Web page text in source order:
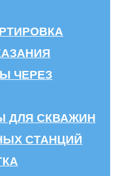
ЧЕРЕЗ
ДЛЯ СКВАЖИН
СТАНЦИЙ